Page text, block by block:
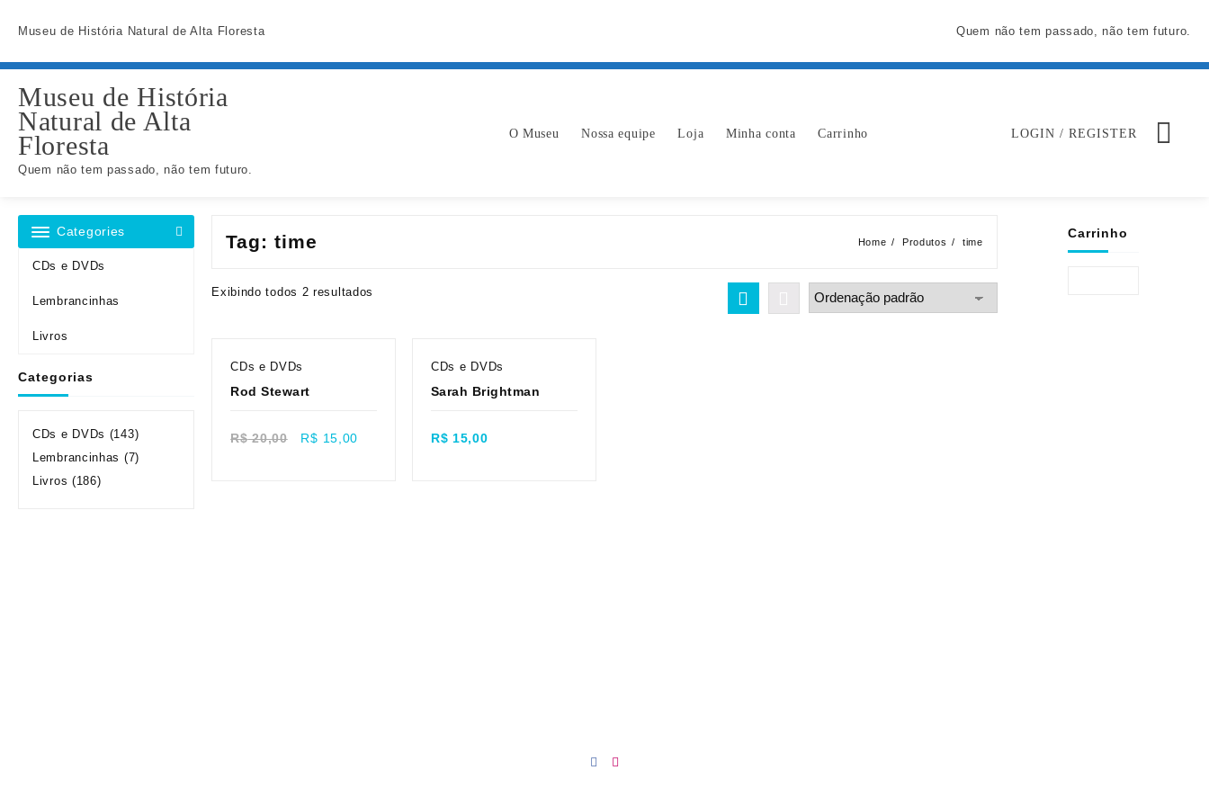
Museu de História Natural de Alta Floresta Quem não tem passado, não tem futuro.
Museu de História
Natural de Alta
Floresta
Quem não tem passado, não tem futuro.
O Museu Nossa equipe Loja Minha conta Carrinho LOGIN / REGISTER
Categories
CDs e DVDs
Lembrancinhas
Livros
Categorias
CDs e DVDs (143)
Lembrancinhas (7)
Livros (186)
Tag:time Home Produtos time
Exibindo todos 2 resultados
CDs e DVDs
Rod Stewart
R$20,00 R$ 15,00
CDs e DVDs
Sarah Brightman
R$ 15,00
Carrinho